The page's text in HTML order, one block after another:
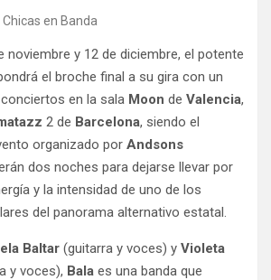
Chicas en Banda
noviembre y 12 de diciembre, el potente
el broche final a su gira con un
en la sala Moon de Valencia,
2 de Barcelona, siendo el
organizado por Andsons
dos noches para dejarse llevar por
y la intensidad de uno de los
del panorama alternativo estatal.
Baltar (guitarra y voces) y Violeta
y voces), Bala es una banda que